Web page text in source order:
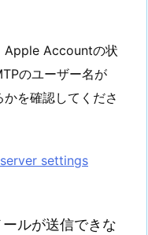
Apple Accountの状
のユーザー名が
を確認してくださ
settings
ルが送信できな